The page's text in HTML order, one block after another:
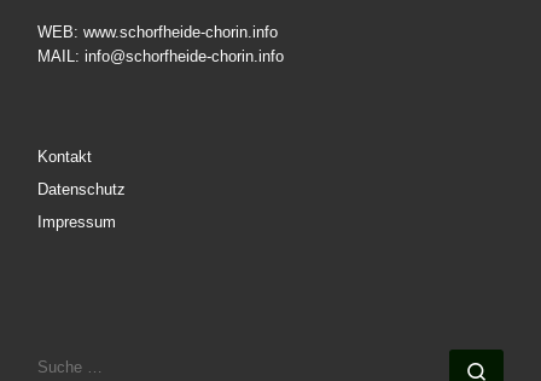
WEB: www.schorfheide-chorin.info
MAIL: info@schorfheide-chorin.info
Kontakt
Datenschutz
Impressum
SUCHE